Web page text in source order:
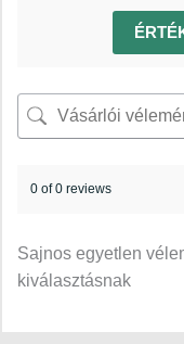
0 of 0 reviews
Sajnos egyetlen
kiválasztásnak